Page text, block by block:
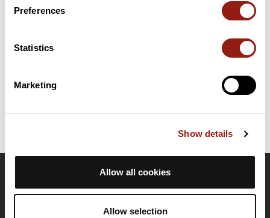
Preferences
Statistics
Marketing
Show details
Allow all cookies
Allow selection
Hyères. Ce parcours emprunte 109,9 km de routes. Il présente
une ascension cumulée de plus de 850m. Prévoyez environ 4
Dernière modification de la fiche parcours: 3 juillet 2026 à 13:15:00.
Identifiant du parcours: 24191587
OpenRunner